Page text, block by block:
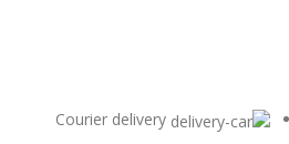
Courier delivery